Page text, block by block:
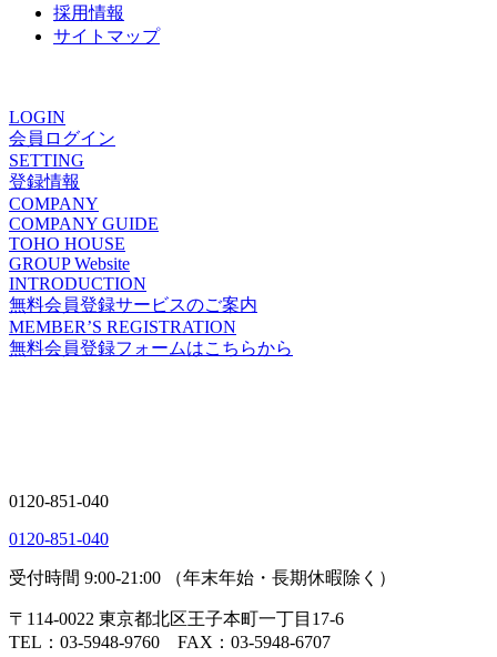
採用情報
サイトマップ
LOGIN
会員ログイン
SETTING
登録情報
COMPANY
COMPANY GUIDE
TOHO HOUSE
GROUP Website
INTRODUCTION
無料会員登録サービスのご案内
MEMBER’S REGISTRATION
無料会員登録フォームはこちらから
0120-851-040
0120-851-040
受付時間 9:00-21:00 （年末年始・長期休暇除く）
〒114-0022 東京都北区王子本町一丁目17-6
TEL：03-5948-9760 FAX：03-5948-6707